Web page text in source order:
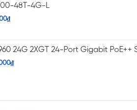
48T-4G-L
₫
24G 2XGT 24-Port Gigabit PoE++
₫